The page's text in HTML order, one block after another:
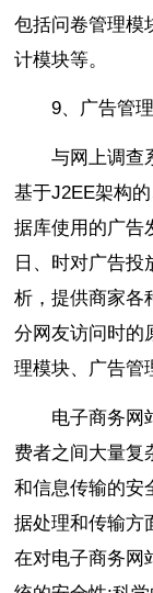
包括问卷管理模
计模块等。
9、广告管
与网上调查
基于J2EE架构
据库使用的广告
日、时对广告
析，提供商家各
分网友访问时的
理模块、广告管
电子商务网
费者之间大量复
和信息传输的安
据处理和传输方
在对电子商务网